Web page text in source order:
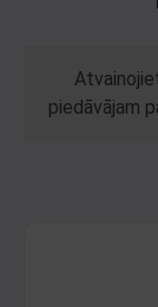
piedāvājam